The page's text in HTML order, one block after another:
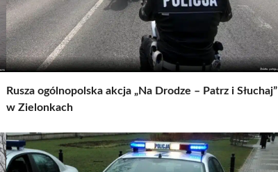
Rusza ogólnopolska akcja „Na Drodze – Patrz i Słuchaj”
w Zielonkach